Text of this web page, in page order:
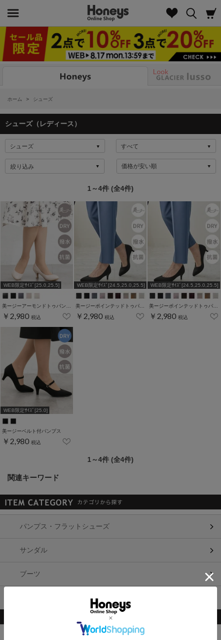
Look
ホーム > シューズ
シューズ（レディース）
絞り込み
1～4件 (全4件)
WEB限定ｻｲｽﾞ[25.0,25.5]
￥2,980 税込
WEB限定ｻｲｽﾞ[24.5,25.0,25.5]
￥2,980 税込
WEB限定ｻｲｽﾞ[24.5,25.0,25.5]
￥2,980 税込
WEB限定ｻｲｽﾞ[25.0]
美ージーベルト付パンプス
￥2,980 税込
1～4件 (全4件)
関連キーワード
パンプス・フラットシューズ
サンダル
ブーツ